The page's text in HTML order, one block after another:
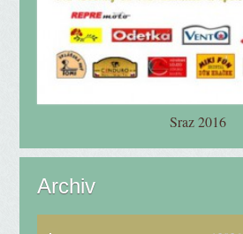
Sraz 2016
Archiv